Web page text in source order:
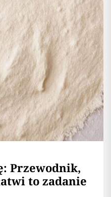
Przewodnik,
to zadanie